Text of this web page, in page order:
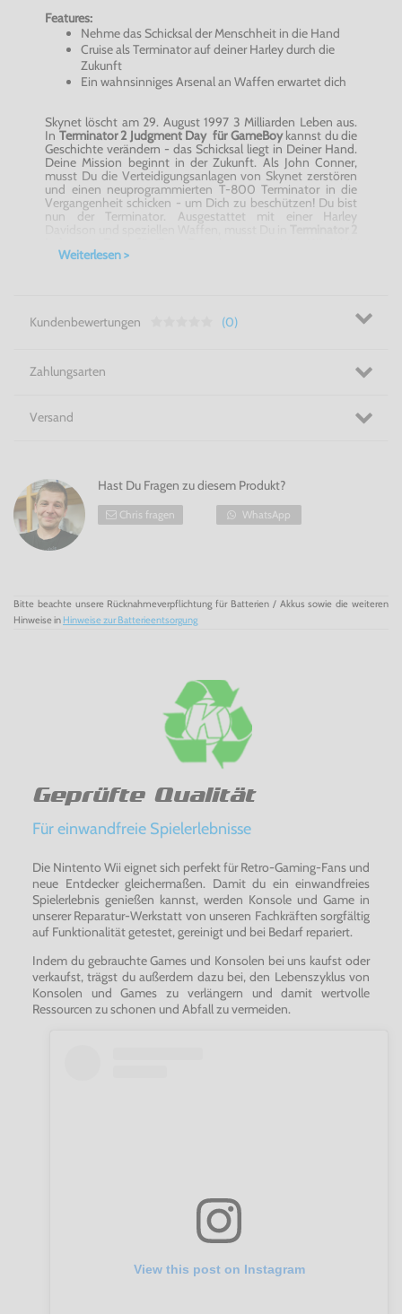
Features:
Nehme das Schicksal der Menschheit in die Hand
Cruise als Terminator auf deiner Harley durch die
Zukunft
Ein wahnsinniges Arsenal an Waffen erwartet dich
Skynet löscht am 29. August 1997 3 Milliarden Leben aus.
In Terminator 2 Judgment Day für GameBoykannst du die
Geschichte verändern - das Schicksal liegt in Deiner Hand.
Deine Mission beginnt in der Zukunft. Als John Conner,
musst Du die Verteidigungsanlagen von Skynet zerstören
und einen neuprogrammierten T-800 Terminator in die
Vergangenheit schicken - um Dich zu beschützen! Du bist
nun der Terminator. Ausgestattet mit einer Harley
und Arm des ersten Terminators in Deinen Besitz bringen,
Retro Nervenkitzel erleben mit Terminator 2 Judgment Day
für GameBoy!
Weiterlesen >
Kundenbewertungen (0)
Zahlungsarten
Versand
Hast Du Fragen zu diesem Produkt?
Chris fragen WhatsApp
Bitte beachte unsere Rücknahmeverpflichtung für Batterien / Akkus sowie die weiteren
Hinweise in Hinweise zur Batterieentsorgung
Geprüfte Qualität
Für einwandfreie Spielerlebnisse
Die Nintento Wii eignet sich perfekt für Retro-Gaming-Fans und
neue Entdecker gleichermaßen. Damit du ein einwandfreies
Spielerlebnis genießen kannst, werden Konsole und Game in
unserer Reparatur-Werkstatt von unseren Fachkräften sorgfältig
auf Funktionalität getestet, gereinigt und bei Bedarf repariert.
Indem du gebrauchte Games und Konsolen bei uns kaufst oder
verkaufst, trägst du außerdem dazu bei, den Lebenszyklus von
Konsolen und Games zu verlängern und damit wertvolle
Ressourcen zu schonen und Abfall zu vermeiden.
View this post on Instagram